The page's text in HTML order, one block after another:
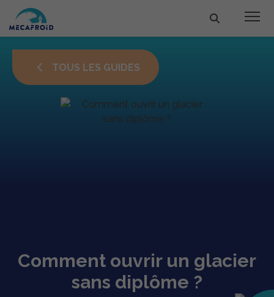
TOUS LES GUIDES
Comment ouvrir un glacier
sans diplôme ?